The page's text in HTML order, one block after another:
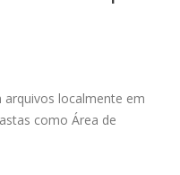
arquivos localmente em
como Área de